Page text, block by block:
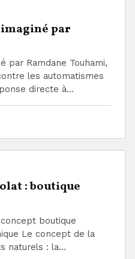
par
par Ramdane Touhami,
les automatismes
directe à…
: boutique
boutique
Le concept de la
naturels : la…